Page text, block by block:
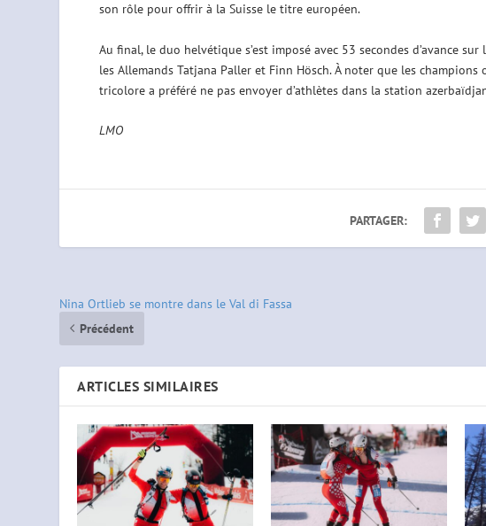
son rôle pour offrir à la Suisse le titre européen.
Au final, le duo helvétique s’est imposé avec 53 secondes d’avance
les Allemands Tatjana Paller et Finn Hösch. À noter que les
tricolore a préféré ne pas envoyer d’athlètes dans la station
LMO
PARTAGER:
Nina Ortlieb se montre dans le Val di Fassa
Précédent
ARTICLES SIMILAIRES